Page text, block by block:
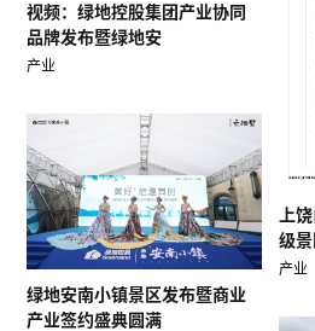
上
级
产业
视频：绿地控股集团产业协同
品牌发布暨绿地安
产业
绿地安南小镇景区发布暨商业
产业签约盛典圆满